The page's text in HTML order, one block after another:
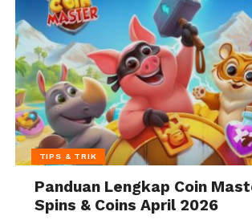
TIPS & TRIK
Panduan Lengkap Coin
Spins & Coins April 2026